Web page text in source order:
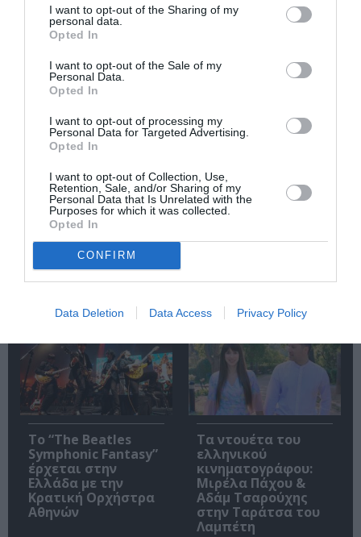
I want to opt-out of the Sharing of my
personal data.
Opted In
I want to opt-out of the Sale of my
Personal Data.
Opted In
I want to opt-out of processing my
Personal Data for Targeted Advertising.
Opted In
I want to opt-out of Collection, Use,
Retention, Sale, and/or Sharing of my
Personal Data that Is Unrelated with the
Purposes for which it was collected.
Opted In
CONFIRM
Data Deletion Data Access Privacy Policy
POP - ROCK - ALTERNATIVE ΜΑΡΙΕΤΤΑ ΦΑΦΟΥΤΗ
Newsletter
Κάθε βδομάδα στο e-mail σας τα τελευταία νέα για
Ακολουθήστε το Culturenow.gr
Σχετικά Άρθρα
Το “The Beatles
Symphonic Fantasy”
έρχεται στην
Ελλάδα με την
Κρατική Ορχήστρα
Αθηνών
Τα ντουέτα του
ελληνικού
κινηματογράφου:
Μιρέλα Πάχου &
Αδάμ Τσαρούχης
στην Ταράτσα του
Λαμπέτη